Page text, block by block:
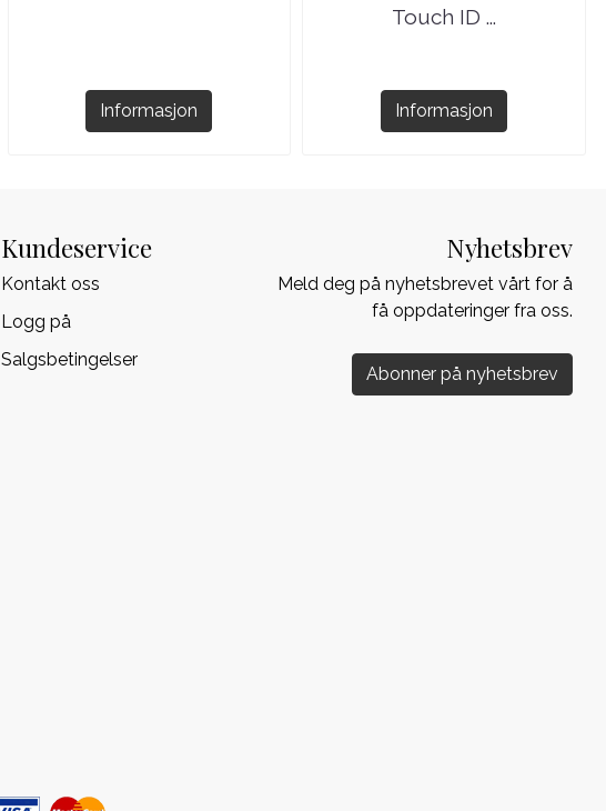
Informasjon
Touch ID ...
Informasjon
Kundeservice
Kontakt oss
Logg på
Salgsbetingelser
Nyhetsbrev
Meld deg på nyhetsbrevet vårt for å
få oppdateringer fra oss.
Abonner på nyhetsbrev